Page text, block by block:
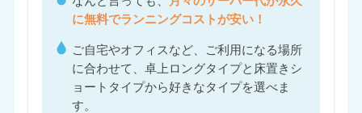
に無料でランニングコストが安い！
ご自宅やオフィスなど、ご利用になる場所
に合わせて、卓上ロングタイプと床置きシ
ョートタイプから好きなタイプを選べま
す。